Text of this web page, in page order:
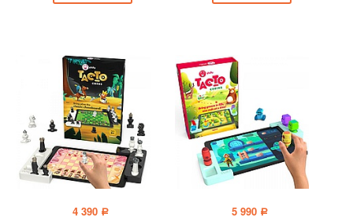
4 390 a 5 990 a